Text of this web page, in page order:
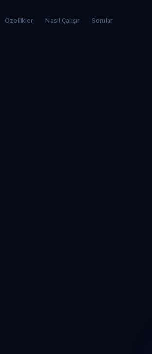
Özellikler Nasıl Çalışır Sorular